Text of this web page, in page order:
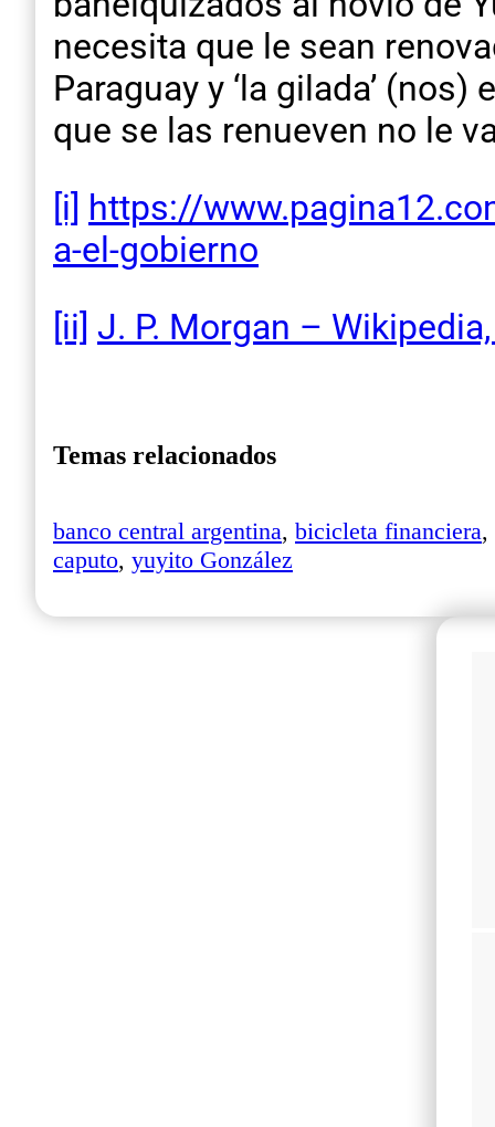
necesita que le sean
Paraguay y ‘la gilada’
que se las renueven no le
[i] https://
a-el-gobierno
[ii] J. P. Morgan –
Temas relacionados
banco central argentina, bicicleta financiera,
caputo, yuyito González